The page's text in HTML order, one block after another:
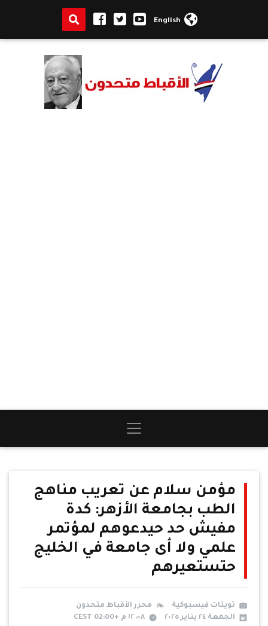
English
مؤمن سلام عن تعريب مناهج
الطب بجامعة الأزهر: كدة
مفيش حد حيدعوهم لمؤتمر
علمي ولا أى جامعة في الخليج
حتستعيرهم
تويتات فيسبوكية
محرر الأقباط متحدون
الجمعة ٢٤ يناير ٢٠٢٥
٠٨: ١٢ م +02:00 CEST